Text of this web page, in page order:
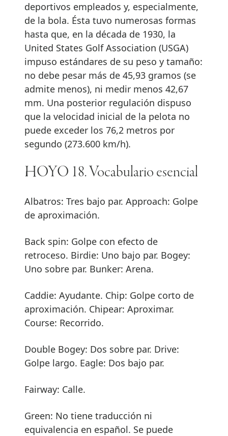
deportivos empleados y, especialmente,
de la bola. Ésta tuvo numerosas formas
hasta que, en la década de 1930, la
United States Golf Association (USGA)
impuso estándares de su peso y tamaño:
no debe pesar más de 45,93 gramos (se
admite menos), ni medir menos 42,67
mm. Una posterior regulación dispuso
que la velocidad inicial de la pelota no
puede exceder los 76,2 metros por
segundo (273.600 km/h).
HOYO 18. Vocabulario esencial
Albatros: Tres bajo par. Approach: Golpe
de aproximación.
Back spin: Golpe con efecto de
retroceso. Birdie: Uno bajo par. Bogey:
Uno sobre par. Bunker: Arena.
Caddie: Ayudante. Chip: Golpe corto de
aproximación. Chipear: Aproximar.
Course: Recorrido.
Double Bogey: Dos sobre par. Drive:
Golpe largo. Eagle: Dos bajo par.
Fairway: Calle.
Green: No tiene traducción ni
equivalencia en español. Se puede